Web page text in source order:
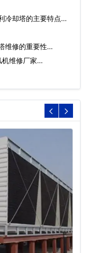
冷却塔的主要特点有
维修的重要性…
机维修厂家…